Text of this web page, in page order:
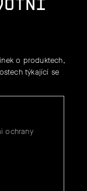
o produktech,
týkající se
ochrany